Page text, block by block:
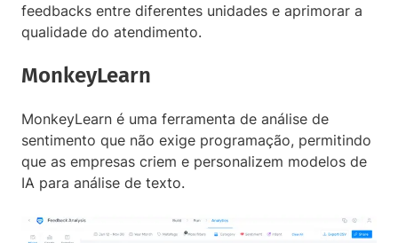
feedbacks entre diferentes unidades e aprimorar a
qualidade do atendimento.
MonkeyLearn
MonkeyLearn é uma ferramenta de análise de
sentimento que não exige programação, permitindo
que as empresas criem e personalizem modelos de
IA para análise de texto.